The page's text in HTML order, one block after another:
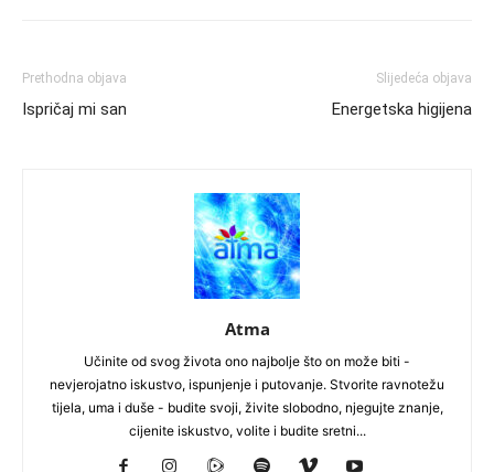
Prethodna objava
Ispričaj mi san
Slijedeća objava
Energetska higijena
Atma
Učinite od svog života ono najbolje što on može biti -
nevjerojatno iskustvo, ispunjenje i putovanje. Stvorite ravnotežu
tijela, uma i duše - budite svoji, živite slobodno, njegujte znanje,
cijenite iskustvo, volite i budite sretni...